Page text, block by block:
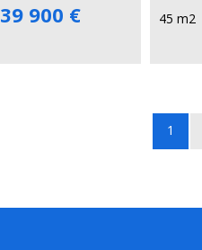
39 900 € 45 m2
1